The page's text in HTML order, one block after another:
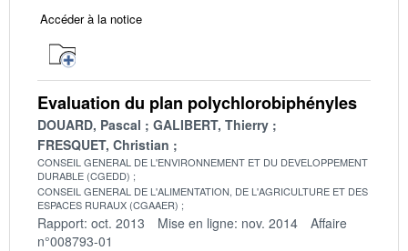
Accéder à la notice
Evaluation du plan polychlorobiphényles
DOUARD, Pascal
GALIBERT, Thierry
FRESQUET, Christian
CONSEIL GENERAL DE L'ENVIRONNEMENT ET DU DEVELOPPEMENT
DURABLE (CGEDD)
CONSEIL GENERAL DE L'ALIMENTATION, DE L'AGRICULTURE ET DES
ESPACES RURAUX (CGAAER)
Rapport: oct. 2013 Mise en ligne: nov. 2014
Affaire
n°008793-01